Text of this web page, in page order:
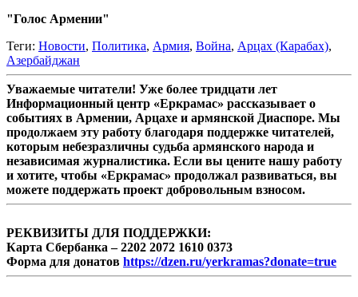
"Голос Армении"
Теги: Новости, Политика, Армия, Война, Арцах (Карабах),
Азербайджан
Уважаемые читатели! Уже более тридцати лет
Информационный центр «Еркрамас» рассказывает о
событиях в Армении, Арцахе и армянской Диаспоре. Мы
продолжаем эту работу благодаря поддержке читателей,
которым небезразличны судьба армянского народа и
независимая журналистика. Если вы цените нашу работу
и хотите, чтобы «Еркрамас» продолжал развиваться, вы
можете поддержать проект добровольным взносом.
РЕКВИЗИТЫ ДЛЯ ПОДДЕРЖКИ:
Карта Сбербанка – 2202 2072 1610 0373
Форма для донатов https://dzen.ru/yerkramas?donate=true